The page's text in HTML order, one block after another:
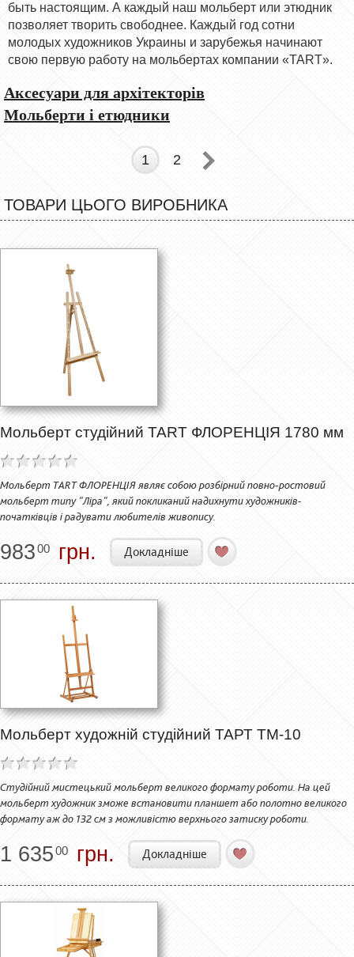
быть настоящим. А каждый наш мольберт или этюдник
позволяет творить свободнее. Каждый год сотни
молодых художников Украины и зарубежья начинают
свою первую работу на мольбертах компании «TART».
Аксесуари для архітекторів
Мольберти і етюдники
1 2
ТОВАРИ ЦЬОГО ВИРОБНИКА
Мольберт студійний TART ФЛОРЕНЦІЯ 1780 мм
Мольберт TART ФЛОРЕНЦІЯ являє собою розбірний повно-ростовий
мольберт типу "Ліра", який покликаний надихнути художників-
початківців і радувати любителів живопису.
98300 грн. Докладніше
Мольберт художній студійний ТАРТ ТМ-10
Студійний мистецький мольберт великого формату роботи. На цей
мольберт художник зможе встановити планшет або полотно великого
формату аж до 132 см з можливістю верхнього затиску роботи.
1 63500 грн. Докладніше